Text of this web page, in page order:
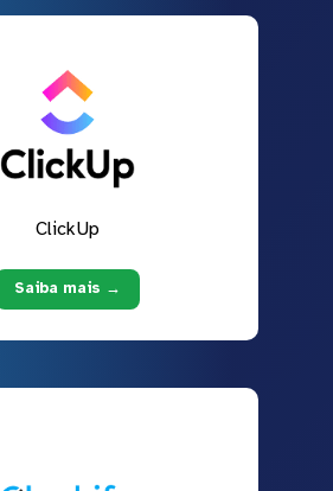
ClickUp
Saiba mais →